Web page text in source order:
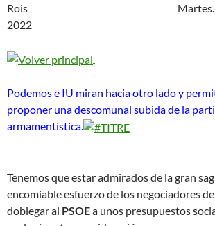
Rois Martes.4 de
2022
Podemos e IU miran hacia otro lado y
proponer una descomunal subida de la
armamentística.
Tenemos que estar admirados de la gran
encomiable esfuerzo de los negociadores de
doblegar al PSOEa unos presupuestos